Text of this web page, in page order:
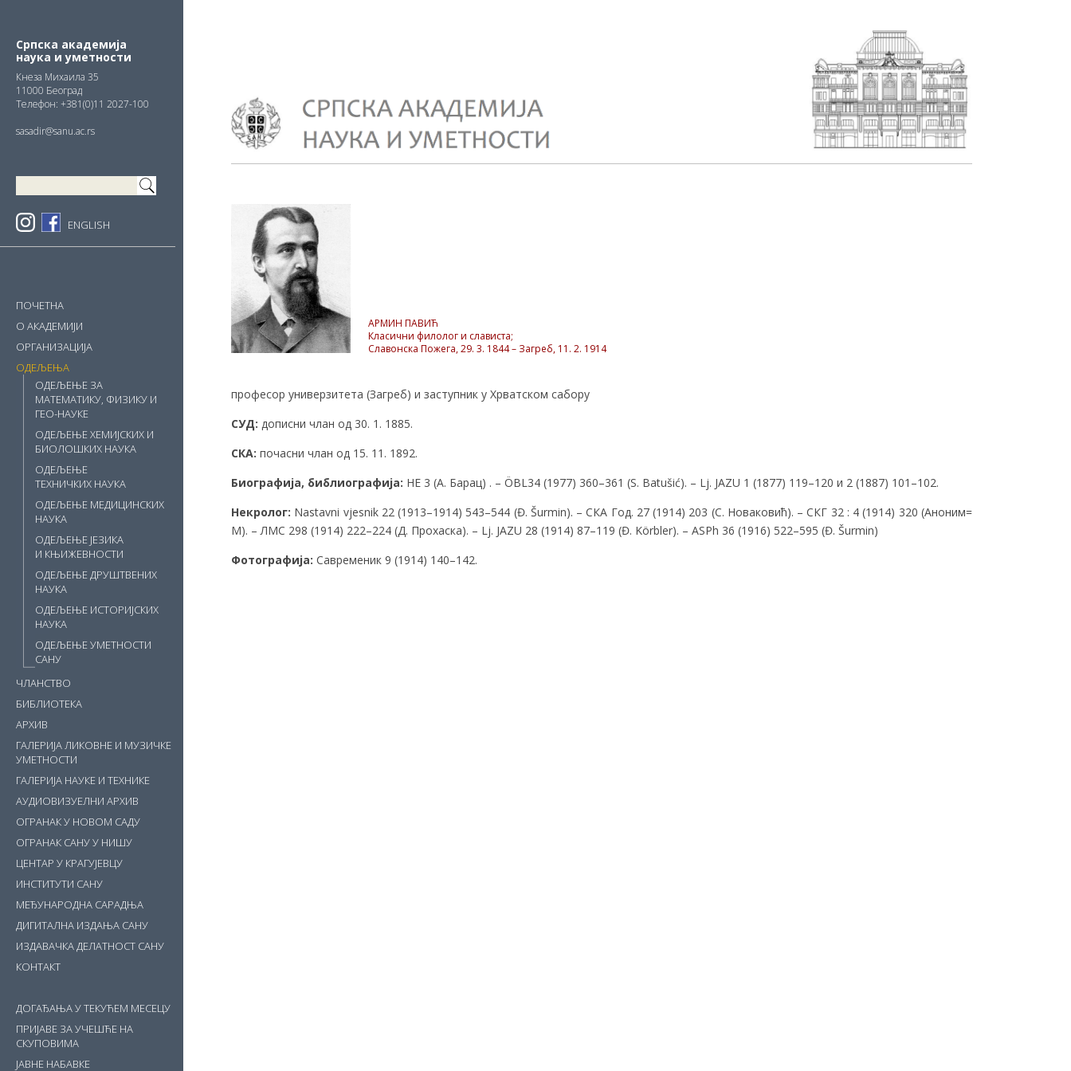
primary
navigation
main
content
primary
sidebar
Српска академија
наука и уметности
Кнезa Михаила 35
11000 Београд
Телефон: +381(0)11 2027-100
sasadir@sanu.ac.rs
ENGLISH
ПОЧЕТНА
О АКАДЕМИЈИ
ОРГАНИЗАЦИЈА
ОДЕЉЕЊА
ОДЕЉЕЊЕ ЗА
МАТЕМАТИКУ, ФИЗИКУ И
ГЕО-НАУКЕ
ОДЕЉЕЊЕ ХЕМИЈСКИХ И
БИОЛОШКИХ НАУКА
ОДЕЉЕЊЕ
ТЕХНИЧКИХ НАУКА
ОДЕЉЕЊЕ МЕДИЦИНСКИХ
НАУКА
ОДЕЉЕЊЕ ЈЕЗИКА
И КЊИЖЕВНОСТИ
ОДЕЉЕЊЕ ДРУШТВЕНИХ
НАУКА
ОДЕЉЕЊЕ ИСТОРИЈСКИХ
НАУКА
ОДЕЉЕЊЕ УМЕТНОСТИ
САНУ
ЧЛАНСТВО
БИБЛИОТЕКА
АРХИВ
ГАЛЕРИЈА ЛИКОВНЕ И МУЗИЧКЕ
УМЕТНОСТИ
ГАЛЕРИЈА НАУКЕ И ТЕХНИКЕ
АУДИОВИЗУЕЛНИ АРХИВ
ОГРАНАК У НОВОМ САДУ
ОГРАНАК САНУ У НИШУ
ЦЕНТАР У КРАГУЈЕВЦУ
ИНСТИТУТИ САНУ
МЕЂУНАРОДНА САРАДЊА
ДИГИТАЛНА ИЗДАЊА САНУ
ИЗДАВАЧКА ДЕЛАТНОСТ САНУ
КОНТАКТ
ДОГАЂАЊА У ТЕКУЋЕМ МЕСЕЦУ
ПРИЈАВЕ ЗА УЧЕШЋЕ НА
СКУПОВИМА
ЈАВНЕ НАБАВКЕ
АРМИН ПАВИЋ
Класични филолог и слависта;
Славонска Пожега, 29. 3. 1844 – Загреб, 11. 2. 1914
професор универзитета (Загреб) и заступник у Хрватском сабору
СУД: дописни члан од 30. 1. 1885.
СКА: почасни члан од 15. 11. 1892.
Биографија, библиографија: НЕ 3 (А. Барац) . – ÖBL34 (1977) 360–361 (S. Batušić). – Lj. JAZU 1 (1877) 119–120 и 2 (1887) 101–102.
Некролог: Nastavni vjesnik 22 (1913–1914) 543–544 (Đ. Šurmin). – СКА Год. 27 (1914) 203 (С. Новаковић). – СКГ 32 : 4 (1914) 320 (Аноним=
M). – ЛМС 298 (1914) 222–224 (Д. Прохаска). – Lj. JAZU 28 (1914) 87–119 (Đ. Körbler). – ASPh 36 (1916) 522–595 (Đ. Šurmin)
Фотографија: Савременик 9 (1914) 140–142.